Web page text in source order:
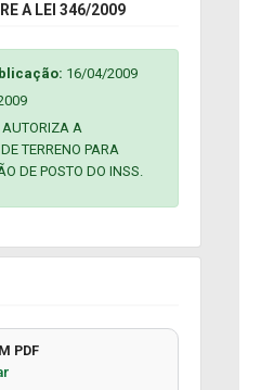
A LEI 346/2009
16/04/2009
AUTORIZA A
TERRENO PARA
DE POSTO DO INSS.
PDF